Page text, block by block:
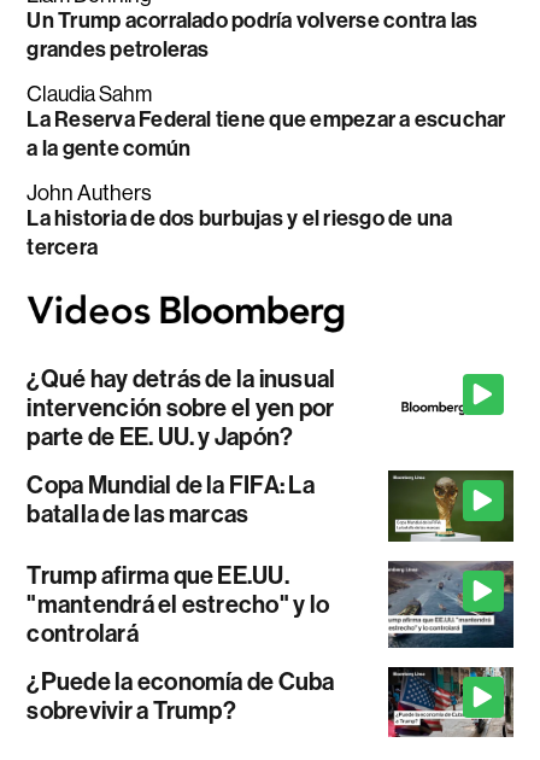
Un Trump acorralado podría volverse contra las
grandes petroleras
Claudia Sahm
La Reserva Federal tiene que empezar a escuchar
a la gente común
John Authers
La historia de dos burbujas y el riesgo de una
tercera
¿Qué hay detrás de la inusual
intervención sobre el yen por
parte de EE. UU. y Japón?
Copa Mundial de la FIFA: La
batalla de las marcas
Trump afirma que EE.UU.
"mantendrá el estrecho" y lo
controlará
¿Puede la economía de Cuba
sobrevivir a Trump?